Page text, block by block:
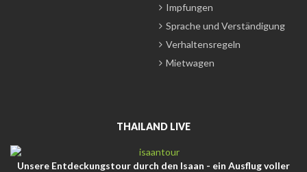
Impfungen
Sprache und Verständigung
Verhaltensregeln
Mietwagen
THAILAND LIVE
Unsere Entdeckungstour durch den Isaan - ein Ausflug voller